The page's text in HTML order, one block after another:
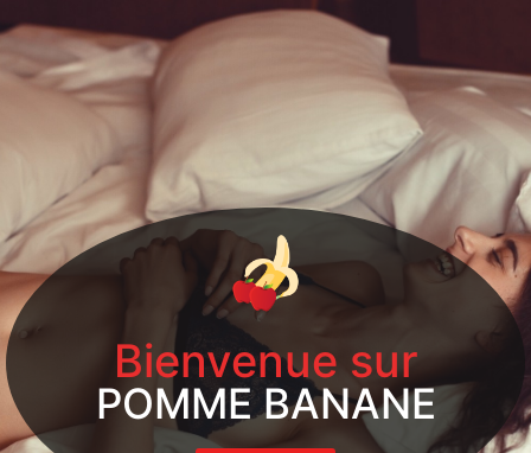
Bienvenue sur
POMME BANANE